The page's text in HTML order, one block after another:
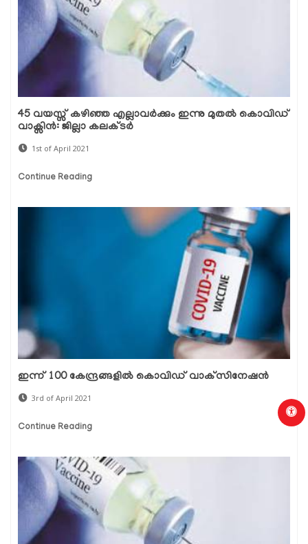
45 വയസ്സ് കഴിഞ്ഞ എല്ലാവര്‍ക്കും ഇന്നു മുതല്‍ കൊവിഡ്
വാക്സിന്‍: ജില്ലാ കലക്ടര്‍
1st of April 2021
Continue Reading
ഇന്ന് 100 കേന്ദ്രങ്ങളില്‍ കൊവിഡ് വാക്‌സിനേഷന്‍
3rd of April 2021
Continue Reading